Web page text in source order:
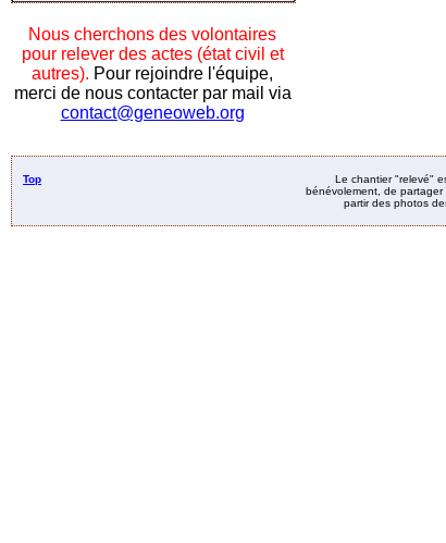
Nous cherchons des volontaires
pour relever des actes (état civil et
autres). Pour rejoindre l'équipe,
merci de nous contacter par mail via
contact@geneoweb.org
Top
Le chantier "relevé"
bénévolement, de partager
partir des photos